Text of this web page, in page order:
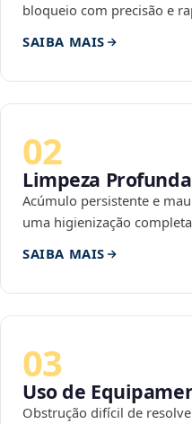
bloqueio com precisão e
SAIBA MAIS
02
Limpeza Profunda
Acúmulo persistente e
uma higienização
SAIBA MAIS
03
Uso de
Obstrução difícil de